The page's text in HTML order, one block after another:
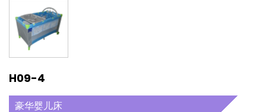
H09-4
豪华婴儿床